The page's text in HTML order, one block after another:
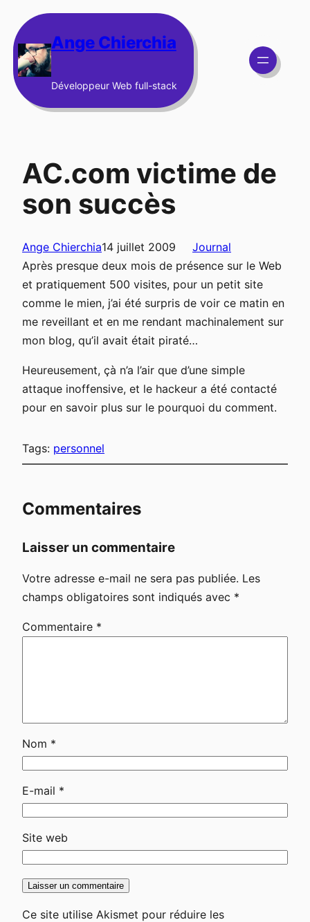
au
contenu Ange Chierchia
Développeur Web full-stack
AC.com victime de
son succès
Ange Chierchia14 juillet 2009
Journal
Après presque deux mois de présence sur le Web
et pratiquement 500 visites, pour un petit site
comme le mien, j’ai été surpris de voir ce matin en
me reveillant et en me rendant machinalement sur
mon blog, qu’il avait était piraté…
Heureusement, çà n’a l’air que d’une simple
attaque inoffensive, et le hackeur a été contacté
pour en savoir plus sur le pourquoi du comment.
Tags: personnel
Commentaires
Laisser un commentaire
Votre adresse e-mail ne sera pas publiée. Les
champs obligatoires sont indiqués avec *
Commentaire *
Nom *
E-mail *
Site web
Ce site utilise Akismet pour réduire les